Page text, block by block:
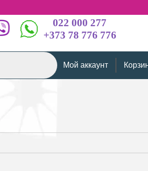
022 000 277
+373 78 776 776
Мой аккаунт